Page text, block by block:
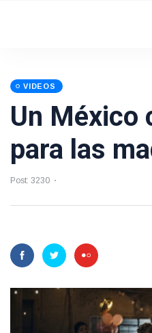
VIDEOS
Un México
para las
Post: 3230